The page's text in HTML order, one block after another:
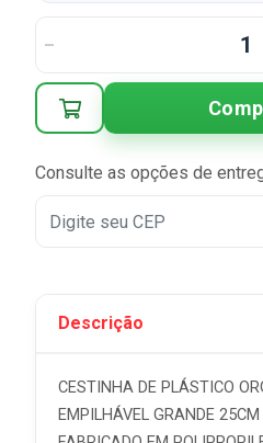
Consulte as opções de
Descrição
CESTINHA DE PLÁSTICO
EMPILHÁVEL GRANDE